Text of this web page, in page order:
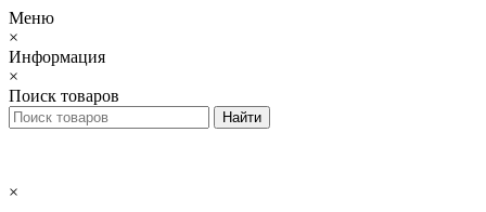
Меню
×
Информация
×
Поиск товаров
×